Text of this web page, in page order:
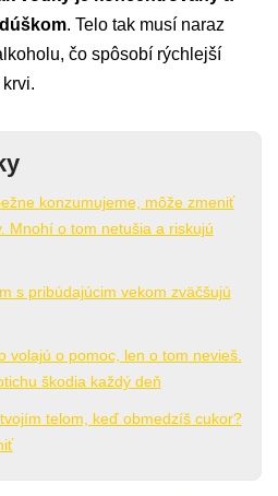
. Telo tak musí naraz
čo spôsobí rýchlejší
konzumujeme, môže zmeniť
Mnohí o tom netušia a riskujú
s pribúdajúcim vekom zväčšujú
volajú o pomoc, len o tom nevieš.
škodia každý deň
telom, keď obmedzíš cukor?